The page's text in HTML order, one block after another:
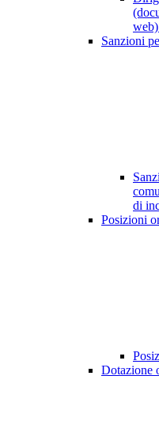
web)
Sanzioni
di
Posizioni
Dotazione